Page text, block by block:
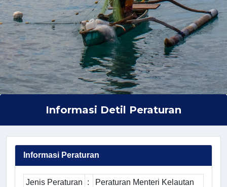
Informasi Detil Peraturan
Informasi Peraturan
Jenis Peraturan :
Peraturan Menteri Kelautan